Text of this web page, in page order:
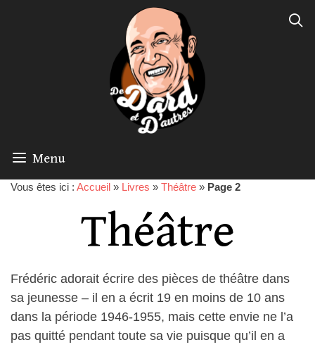
Menu
Vous êtes ici : Accueil » Livres » Théâtre » Page 2
Théâtre
Frédéric adorait écrire des pièces de théâtre dans
sa jeunesse – il en a écrit 19 en moins de 10 ans
dans la période 1946-1955, mais cette envie ne l’a
pas quitté pendant toute sa vie puisque qu’il en a